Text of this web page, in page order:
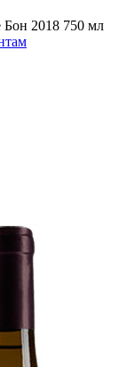
2018 750 мл